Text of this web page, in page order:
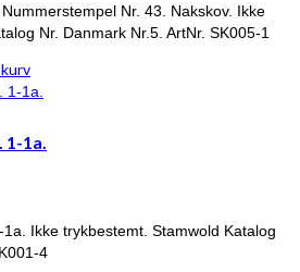
Nr. 43. Nakskov. Ikke
Nr. Danmark Nr.5. ArtNr. SK005-1
1-1a.
1a. Ikke trykbestemt. Stamwold Katalog
4